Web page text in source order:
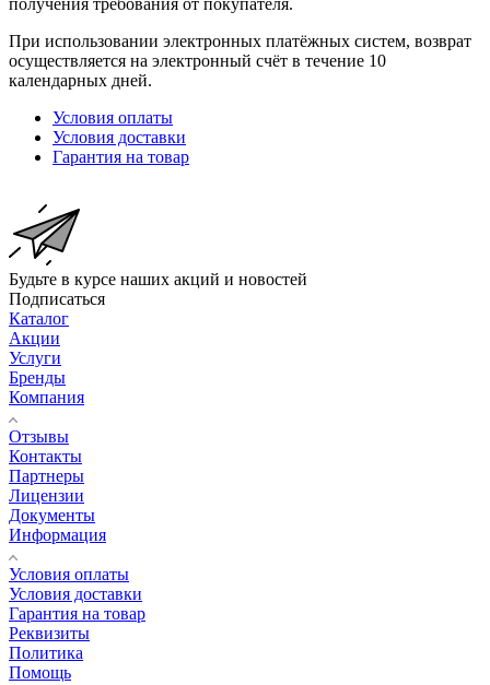
получения требования от покупателя.
При использовании электронных платёжных систем, возврат
осуществляется на электронный счёт в течение 10
календарных дней.
Условия оплаты
Условия доставки
Гарантия на товар
Будьте в курсе наших акций и новостей
Подписаться
Каталог
Акции
Услуги
Бренды
Компания
Отзывы
Контакты
Партнеры
Лицензии
Документы
Информация
Условия оплаты
Условия доставки
Гарантия на товар
Реквизиты
Политика
Помощь